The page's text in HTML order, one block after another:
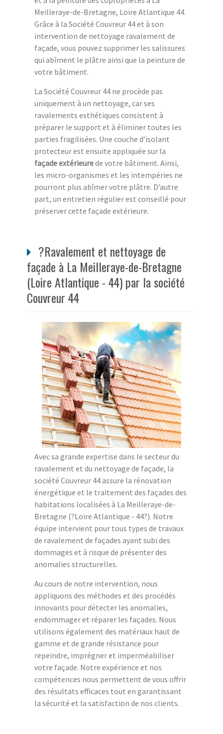
Meilleraye-de-Bretagne, Loire Atlantique 44.
Grâce à la Société Couvreur 44 et à son
intervention de nettoyage ravalement de
façade, vous pouvez supprimer les salissures
qui abîment le plâtre ainsi que la peinture de
votre bâtiment.
La Société Couvreur 44 ne procède pas
uniquement à un nettoyage, car ses
ravalements esthétiques consistent à
préparer le support et à éliminer toutes les
parties fragilisées. Une couche d’isolant
protecteur est ensuite appliquée sur la
façade extérieurede votre bâtiment. Ainsi,
les micro-organismes et les intempéries ne
pourront plus abîmer votre plâtre. D’autre
part, un entretien régulier est conseillé pour
préserver cette façade extérieure.
?Ravalement et nettoyage de
façade à La Meilleraye-de-Bretagne
(Loire Atlantique - 44) par la société
Couvreur 44
Avec sa grande expertise dans le secteur du
ravalement et du nettoyage de façade, la
société Couvreur 44 assure la rénovation
énergétique et le traitement des façades des
habitations localisées à La Meilleraye-de-
Bretagne (?Loire Atlantique - 44?). Notre
équipe intervient pour tous types de travaux
de ravalement de façades ayant subi des
dommages et à risque de présenter des
anomalies structurelles.
Au cours de notre intervention, nous
appliquons des méthodes et des procédés
innovants pour détecter les anomalies,
endommager et réparer les façades. Nous
utilisons également des matériaux haut de
gamme et de grande résistance pour
repeindre, imprégner et imperméabiliser
votre façade. Notre expérience et nos
compétences nous permettent de vous offrir
des résultats efficaces tout en garantissant
la sécurité et la satisfaction de nos clients.